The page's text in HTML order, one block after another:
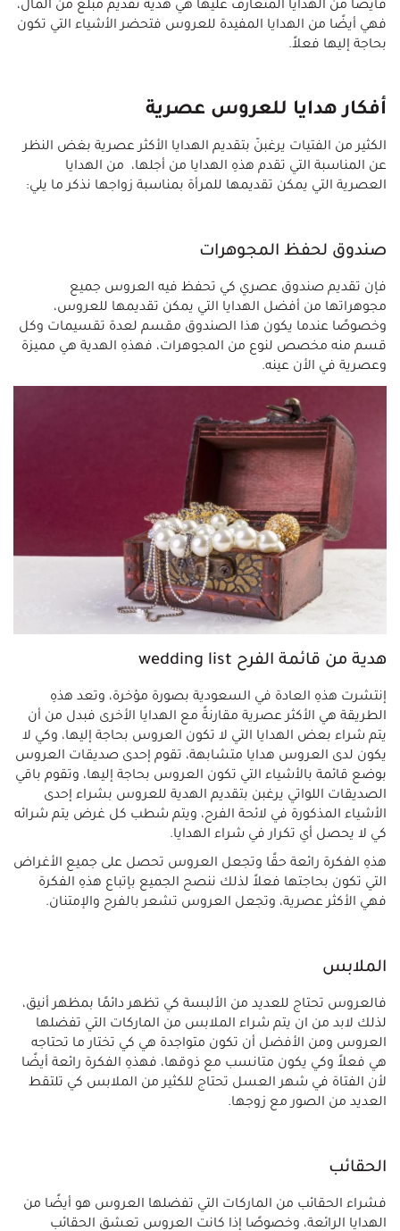
فأيضًا من الهدايا المتعارف عليها هي هدية تقديم مبلغ من المال،
فهي أيضًا من الهدايا المفيدة للعروس فتحضر الأشياء التي تكون
بحاجة إليها فعلاً.
أفكار هدايا للعروس عصرية
الكثير من الفتيات يرغبنّ بتقديم الهدايا الأكثر عصرية بغض النظر
عن المناسبة التي تقدم هذهِ الهدايا من أجلها، من الهدايا
العصرية التي يمكن تقديمها للمرأة بمناسبة زواجها نذكر ما يلي:
صندوق لحفظ المجوهرات
فإن تقديم صندوق عصري كي تحفظ فيه العروس جميع
مجوهراتها من أفضل الهدايا التي يمكن تقديمها للعروس،
وخصوصًا عندما يكون هذا الصندوق مقسم لعدة تقسيمات وكل
قسم منه مخصص لنوع من المجوهرات، فهذهِ الهدية هي مميزة
وعصرية في الأن عينه.
هدية من قائمة الفرح wedding list
إنتشرت هذهِ العادة في السعودية بصورة مؤخرة، وتعد هذهِ
الطريقة هي الأكثر عصرية مقارنةً مع الهدايا الأخرى فبدل من أن
يتم شراء بعض الهدايا التي لا تكون العروس بحاجة إليها، وكي لا
يكون لدى العروس هدايا متشابهة، تقوم إحدى صديقات العروس
بوضع قائمة بالأشياء التي تكون العروس بحاجة إليها، وتقوم باقي
الصديقات اللواتي يرغبن بتقديم الهدية للعروس بشراء إحدى
الأشياء المذكورة في لائحة الفرح، ويتم شطب كل غرض يتم شرائه
كي لا يحصل أي تكرار في شراء الهدايا.
هذهِ الفكرة رائعة حقًا وتجعل العروس تحصل على جميع الأغراض
التي تكون بحاجتها فعلاً لذلك ننصح الجميع بإتباع هذهِ الفكرة
فهي الأكثر عصرية، وتجعل العروس تشعر بالفرح والإمتنان.
الملابس
فالعروس تحتاج للعديد من الألبسة كي تظهر دائمًا بمظهر أنيق،
لذلك لابد من ان يتم شراء الملابس من الماركات التي تفضلها
العروس ومن الأفضل أن تكون متواجدة هي كي تختار ما تحتاجه
هي فعلاً وكي يكون متانسب مع ذوقها، فهذهِ الفكرة رائعة أيضًا
لأن الفتاة في شهر العسل تحتاج للكثير من الملابس كي تلتقط
العديد من الصور مع زوجها.
الحقائب
فشراء الحقائب من الماركات التي تفضلها العروس هو أيضًا من
الهدايا الرائعة، وخصوصًا إذا كانت العروس تعشق الحقائب